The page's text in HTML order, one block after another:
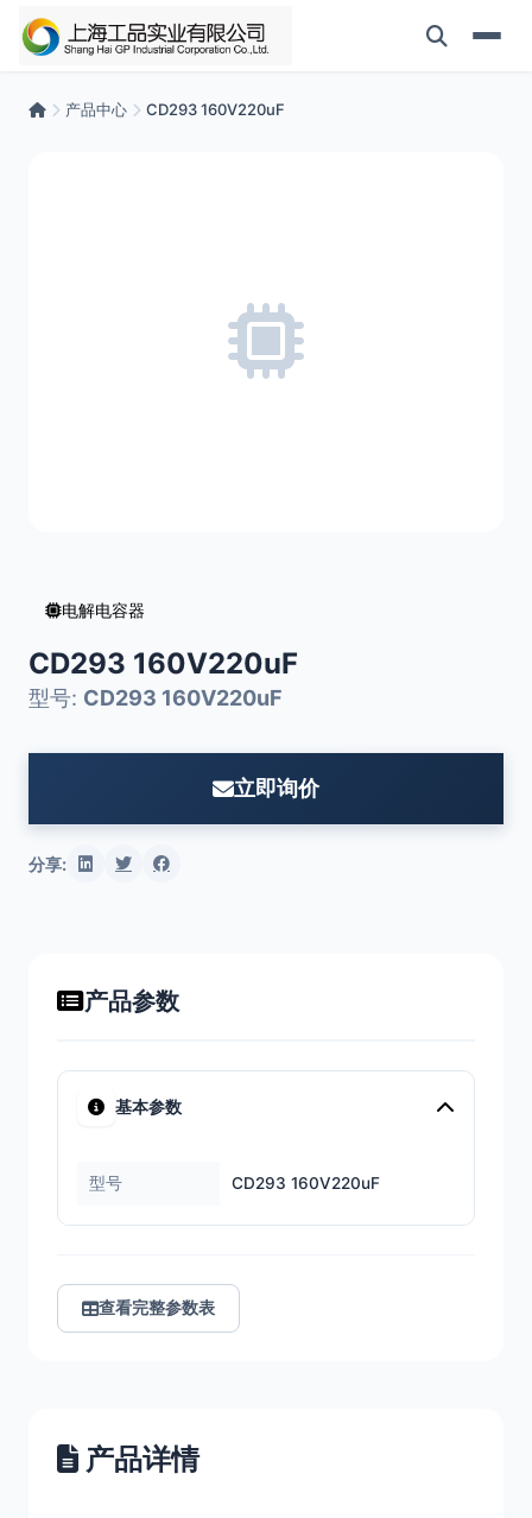
产品中心 CD293 160V220uF
电解电容器
CD293 160V220uF
型号: CD293 160V220uF
立即询价
分享:
产品参数
基本参数
型号 CD293 160V220uF
查看完整参数表
产品详情